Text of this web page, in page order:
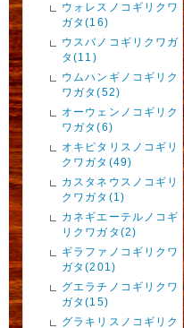
ウォレスノコギリクワ
ガタ(16)
ウスバノコギリクワガ
タ(11)
ウムハンギノコギリク
ワガタ(52)
オーウェンノコギリク
ワガタ(6)
オキピタリスノコギリ
クワガタ(49)
カスタネウスノコギリ
クワガタ(1)
カネギエーテルノコギ
リクワガタ(2)
ギラファノコギリクワ
ガタ(201)
グエラチノコギリクワ
ガタ(15)
グラキリスノコギリク